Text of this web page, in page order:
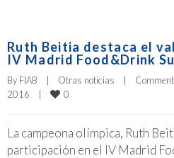
Ruth Beitia destaca el
IV Madrid Food&Drink
By FIAB | Otras noticias |
2016
| 0
La campeona olímpica, Ruth
participación en el IV Madrid